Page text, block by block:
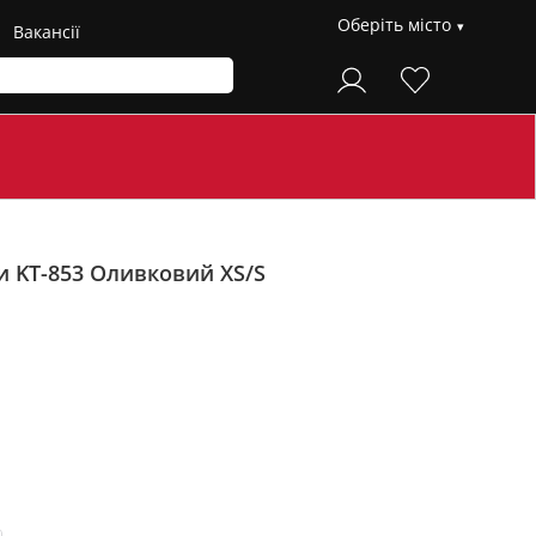
Вакансії Оберіть місто
KT-853 Оливковий XS/S